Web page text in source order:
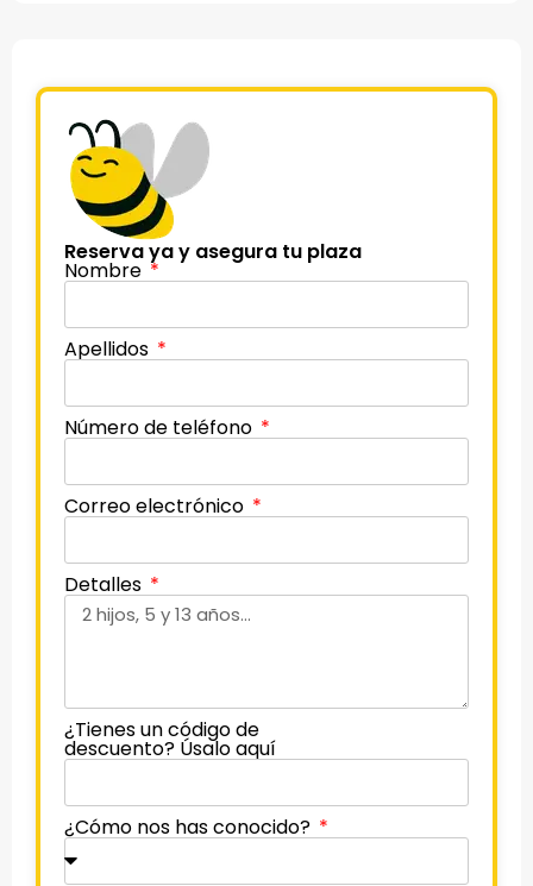
Reserva ya y asegura tu plaza
Nombre
Apellidos
Número de teléfono
Correo electrónico
Detalles
¿Tienes un código de
descuento? Úsalo aquí
¿Cómo nos has conocido?